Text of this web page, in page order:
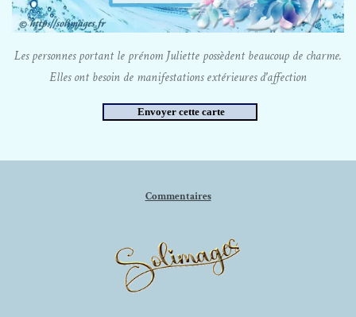
Les personnes portant le prénom Juliette possèdent beaucoup de charme.
Elles ont besoin de manifestations extérieures d'affection
Commentaires